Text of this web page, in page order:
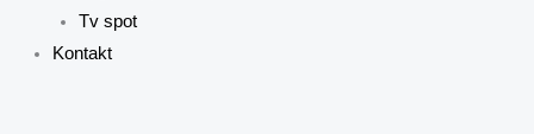
Tv spot
Kontakt